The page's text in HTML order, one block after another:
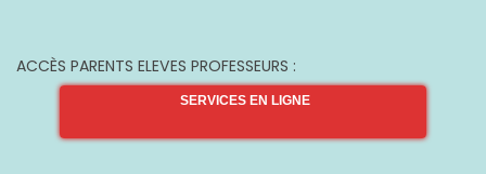
ACCÈS PARENTS ELEVES PROFESSEURS :
SERVICES EN LIGNE